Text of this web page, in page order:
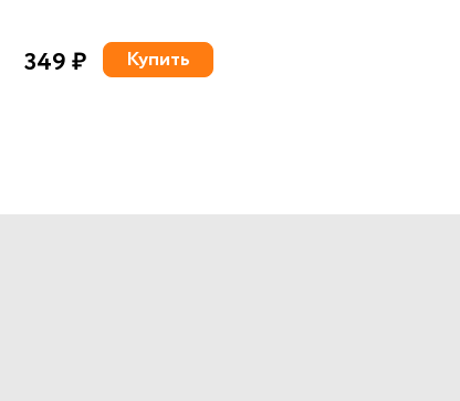
349 ₽ Купить